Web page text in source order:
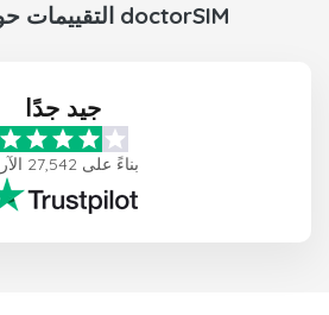
28,000 التقييمات حول doctorSIM
جيد جدًا
بناءً على 27,542 الآراء